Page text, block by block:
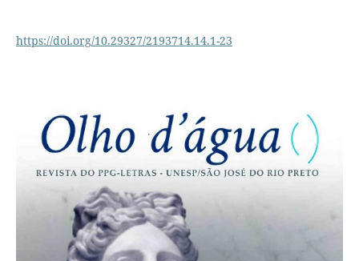
https://doi.org/10.29327/2193714.14.1-23